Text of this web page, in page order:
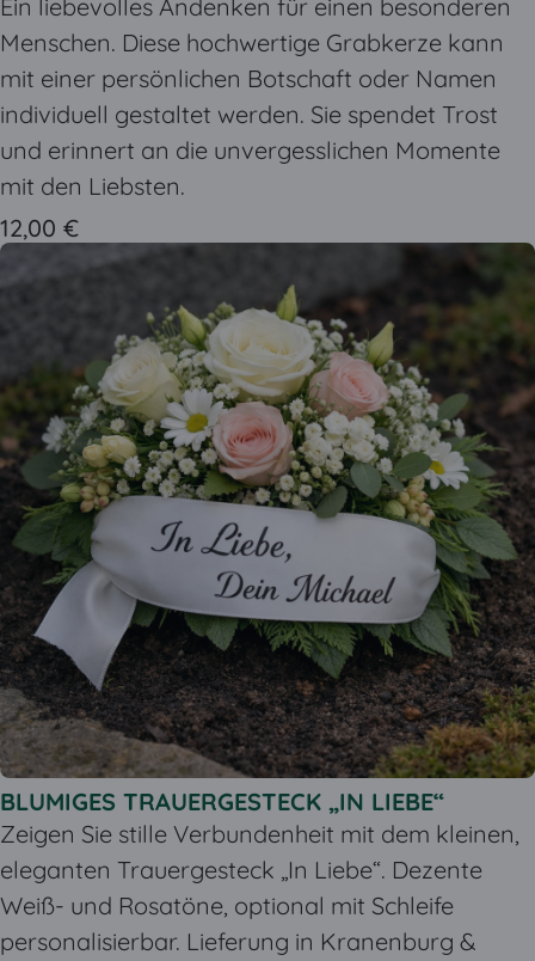
Ein liebevolles Andenken für einen besonderen
Menschen. Diese hochwertige Grabkerze kann
mit einer persönlichen Botschaft oder Namen
individuell gestaltet werden. Sie spendet Trost
und erinnert an die unvergesslichen Momente
mit den Liebsten.
12,00 €
BLUMIGES TRAUERGESTECK „IN LIEBE“
Zeigen Sie stille Verbundenheit mit dem kleinen,
eleganten Trauergesteck „In Liebe“. Dezente
Weiß- und Rosatöne, optional mit Schleife
personalisierbar. Lieferung in Kranenburg &